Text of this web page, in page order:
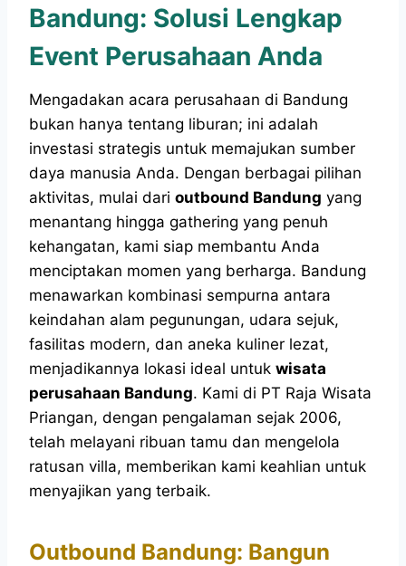
Bandung: Solusi Lengkap
Event Perusahaan Anda
Mengadakan acara perusahaan di Bandung
bukan hanya tentang liburan; ini adalah
investasi strategis untuk memajukan sumber
daya manusia Anda. Dengan berbagai pilihan
aktivitas, mulai dari outbound Bandung yang
menantang hingga gathering yang penuh
kehangatan, kami siap membantu Anda
menciptakan momen yang berharga. Bandung
menawarkan kombinasi sempurna antara
keindahan alam pegunungan, udara sejuk,
fasilitas modern, dan aneka kuliner lezat,
menjadikannya lokasi ideal untuk wisata
perusahaan Bandung. Kami di PT Raja Wisata
Priangan, dengan pengalaman sejak 2006,
telah melayani ribuan tamu dan mengelola
ratusan villa, memberikan kami keahlian untuk
menyajikan yang terbaik.
Outbound Bandung: Bangun